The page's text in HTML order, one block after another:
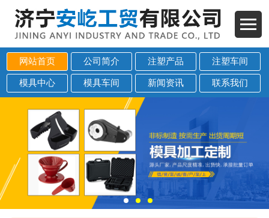
网站首页 公司简介 注塑产品 注塑车间
模具中心 模具车间 新闻资讯 联系我们